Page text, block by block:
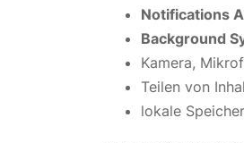
Notifications
Background
Kamera,
Teilen von
lokale